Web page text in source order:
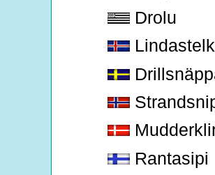
Drolu
Rantasipi